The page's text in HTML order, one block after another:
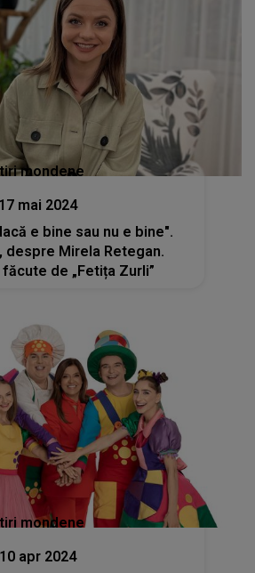
mondene
17 mai 2024
e bine sau nu e bine".
despre Mirela Retegan.
de „Fetița Zurli”
mondene
10 apr 2024